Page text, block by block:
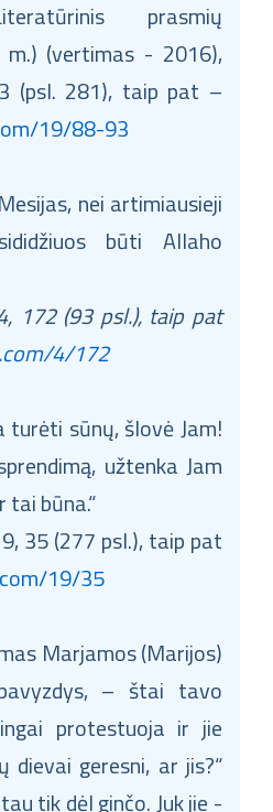
prasmių
(vertimas - 2016),
(psl. 281), taip pat –
19/88-93
nei artimiausieji
būti Allaho
172 (93 psl.), taip pat
4/172
turėti sūnų, šlovė Jam!
užtenka Jam
tai būna.“
35 (277 psl.), taip pat
19/35
Marjamos (Marijos)
– štai tavo
protestuoja ir jie
dievai geresni, ar jis?“
tik dėl ginčo. Juk jie -